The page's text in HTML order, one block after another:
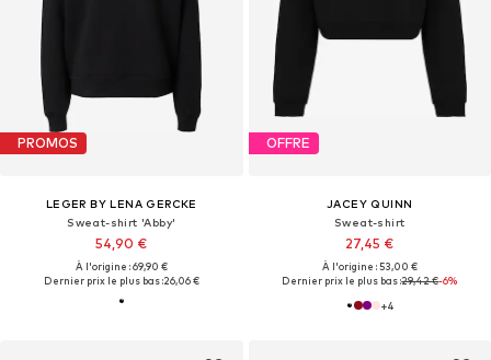
PROMOS
LEGER BY LENA GERCKE
Sweat-shirt 'Abby'
54,90 €
À l'origine : 69,90 €
Dernier prix le plus bas :26,06 €
OFFRE
JACEY QUINN
Sweat-shirt
27,45 €
À l'origine : 53,00 €
Dernier prix le plus bas :29,42 €-6%
+4